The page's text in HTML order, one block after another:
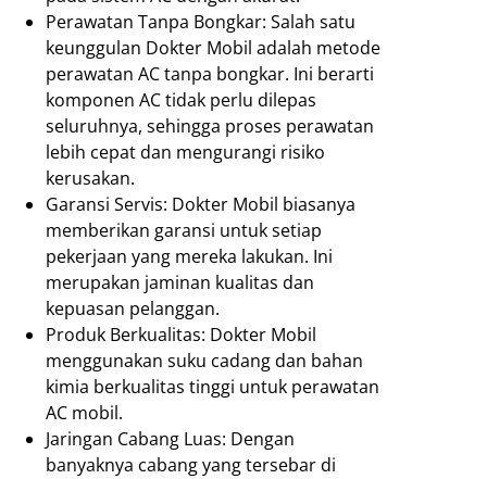
Perawatan Tanpa Bongkar: Salah satu
keunggulan Dokter Mobil adalah metode
perawatan AC tanpa bongkar. Ini berarti
komponen AC tidak perlu dilepas
seluruhnya, sehingga proses perawatan
lebih cepat dan mengurangi risiko
kerusakan.
Garansi Servis: Dokter Mobil biasanya
memberikan garansi untuk setiap
pekerjaan yang mereka lakukan. Ini
merupakan jaminan kualitas dan
kepuasan pelanggan.
Produk Berkualitas: Dokter Mobil
menggunakan suku cadang dan bahan
kimia berkualitas tinggi untuk perawatan
AC mobil.
Jaringan Cabang Luas: Dengan
banyaknya cabang yang tersebar di